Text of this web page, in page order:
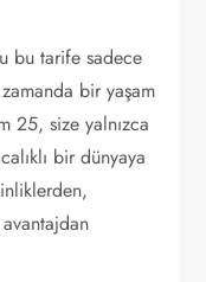
bu tarife sadece
bir yaşam
25, size yalnızca
bir dünyaya